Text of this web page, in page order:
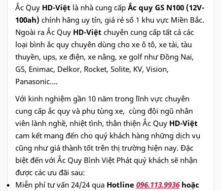
Ắc Quy HD-Việt là nhà cung cấp Ắc quy GS N100 (12V-
100ah) chính hãng uy tín, giá rẻ số 1 khu vực Miền Bắc.
Ngoài ra Ắc Quy HD-Việt chuyên cung cấp tất cả các
loại bình ắc quy chuyên dùng cho xe ô tô, xe tải, tàu
thuyền, ups, xe điện, xe nâng, xe golf như Đồng Nai,
GS, Enimac, Delkor, Rocket, Solite, KV, Vision,
Panasonic….
Với kinh nghiệm gần 10 năm trong lĩnh vực chuyên
cung cấp ắc quy và phụ tùng xe, cùng đội ngũ nhân
viên lành nghề, nhiệt tình, thân thiện Ắc Quy HD-Việt
cam kết mang đến cho quý khách hàng những dịch vụ
cũng như giá thành tốt trên thị trường hiện nay. Đặc
biệt đến với Ắc Quy Bình Việt Phát quý khách sẽ nhận
được các ưu đãi sau:
Miễn phí tư vấn 24/24 qua Hotline 096.113.9936hoặc